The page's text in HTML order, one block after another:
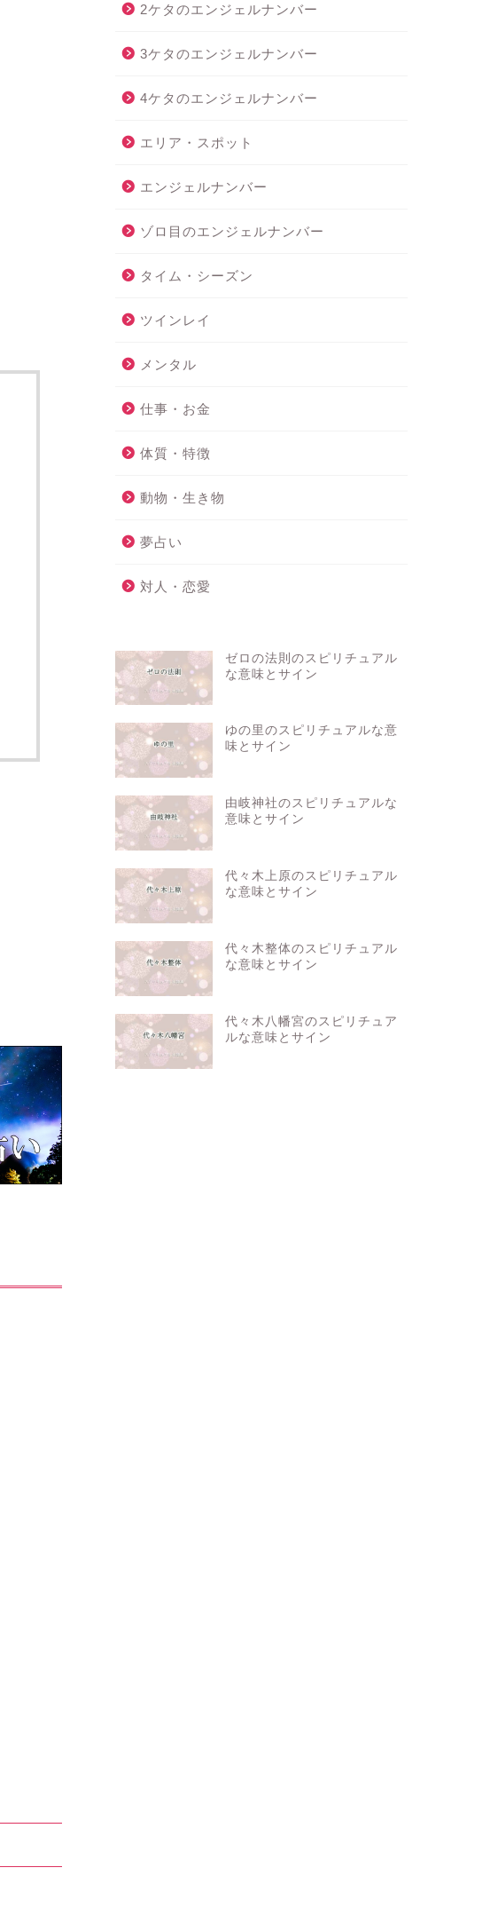
2ケタのエンジェルナンバー
3ケタのエンジェルナンバー
4ケタのエンジェルナンバー
エリア・スポット
エンジェルナンバー
ゾロ目のエンジェルナンバー
タイム・シーズン
ツインレイ
メンタル
仕事・お金
体質・特徴
動物・生き物
夢占い
対人・恋愛
ゼロの法則のスピリチュアル
な意味とサイン
ゆの里のスピリチュアルな意
味とサイン
由岐神社のスピリチュアルな
意味とサイン
代々木上原のスピリチュアル
な意味とサイン
代々木整体のスピリチュアル
な意味とサイン
代々木八幡宮のスピリチュア
ルな意味とサイン